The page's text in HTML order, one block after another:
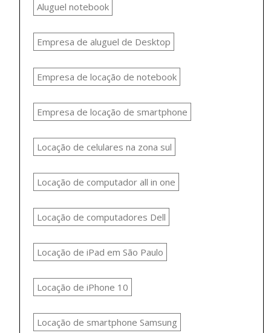
Aluguel notebook
Empresa de aluguel de Desktop
Empresa de locação de notebook
Empresa de locação de smartphone
Locação de celulares na zona sul
Locação de computador all in one
Locação de computadores Dell
Locação de iPad em São Paulo
Locação de iPhone 10
Locação de smartphone Samsung